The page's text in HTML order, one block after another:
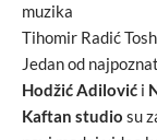
muzika
Tihomir Radić
Jedan od
Hodžić Adilović i
Kaftan studio su